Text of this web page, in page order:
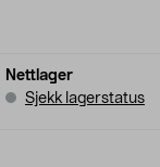
Nettlager
Sjekk lagerstatus